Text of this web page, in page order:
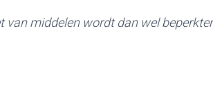
middelen wordt dan wel